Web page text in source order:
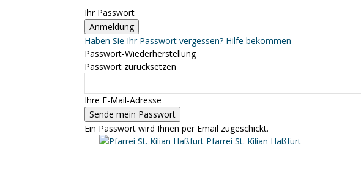
Ihr Passwort
Haben Sie Ihr Passwort vergessen? Hilfe bekommen
Passwort-Wiederherstellung
Passwort zurücksetzen
Ihre E-Mail-Adresse
Ein Passwort wird Ihnen per Email zugeschickt.
Pfarrei St. Kilian Haßfurt